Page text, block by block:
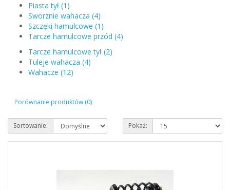
Piasta tył (1)
Sworznie wahacza (4)
Szczęki hamulcowe (1)
Tarcze hamulcowe przód (4)
Tarcze hamulcowe tył (2)
Tuleje wahacza (4)
Wahacze (12)
Porównanie produktów (0)
Sortowanie: Pokaż: